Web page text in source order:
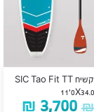
סט מלא סאפ קשיח SIC Tao Fit TT
11’0X34.0
₪
₪ 3,700